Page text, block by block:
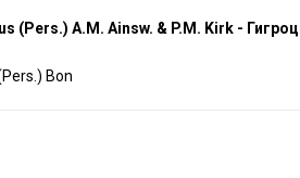
(Pers.) A.M. Ainsw. & P.M. Kirk -
Bon